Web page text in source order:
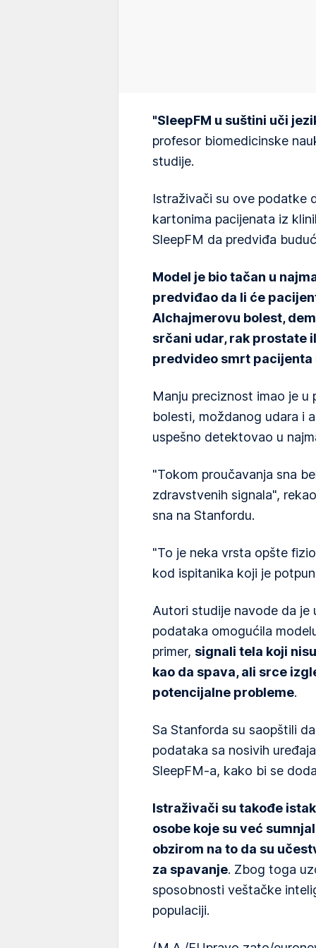
"SleepFM u suštini uči
profesor biomedicinske
studije.
Istraživači su ove podatke
kartonima pacijenata iz
SleepFM da predviđa
Model je bio tačan u
predviđao da li će
Alchajmerovu bolest,
srčani udar, rak prostate
predvideo smrt pacijenta
Manju preciznost imao je u
bolesti, moždanog udara i
uspešno detektovao u
"Tokom proučavanja sna
zdravstvenih signala",
sna na Stanfordu.
"To je neka vrsta opšte
kod ispitanika koji je
Autori studije navode da je
podataka omogućila
primer, signali tela koji
kao da spava, ali srce
potencijalne probleme.
Sa Stanforda su saopštili
podataka sa nosivih
SleepFM-a, kako bi se
Istraživači su takođe
osobe koje su već
obzirom na to da su
za spavanje. Zbog toga
sposobnosti veštačke
populaciji.